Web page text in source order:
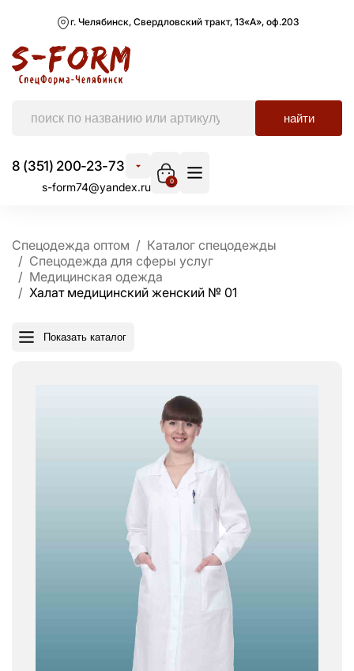
г. Челябинск, Свердловский тракт, 13«А», оф.203
найти
8 (351) 200-23-73
s-form74@yandex.ru 0
Спецодежда оптом
Каталог спецодежды
Спецодежда для сферы услуг
Медицинская одежда
Халат медицинский женский № 01
Показать каталог